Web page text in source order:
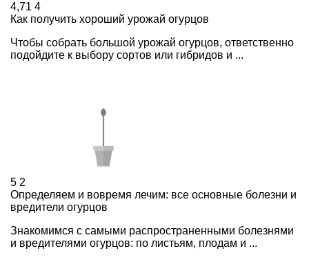
4,71 4
Как получить хороший урожай огурцов
Чтобы собрать большой урожай огурцов, ответственно
подойдите к выбору сортов или гибридов и ...
5 2
Определяем и вовремя лечим: все основные болезни и
вредители огурцов
Знакомимся с самыми распространенными болезнями
и вредителями огурцов: по листьям, плодам и ...